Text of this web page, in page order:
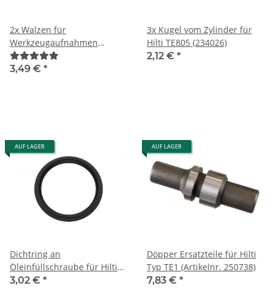
2x Walzen für
Werkzeugaufnahmen
Bohrfutter Kugeln Hilti TE17
TE22
3,49 € *
3x Kugel vom Zylinder für
Hilti TE805 (234026)
2,12 € *
AUF LAGER
Dichtring an
Öleinfüllschraube für Hilti
TE22
3,02 € *
AUF LAGER
Döpper Ersatzteile für Hilti
Typ TE1 (Artikelnr. 250738)
7,83 € *